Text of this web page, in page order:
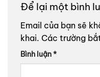
Để lại một bình
Email của bạn sẽ
khai. Các trường
Bình luận*